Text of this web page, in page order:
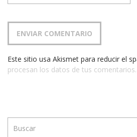
Este sitio usa Akismet para reducir el
procesan los datos de tus comentarios.